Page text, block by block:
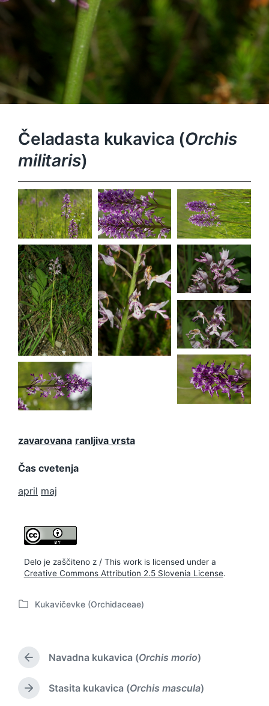
Čeladasta kukavica (Orchis
militaris)
Orchis
militaris
Orchis
militaris
Orchis
militaris
Orchis
militaris
Orchis
militaris
Orchis
militaris
Orchis
militaris
Orchis
militaris
Orchis
militaris
zavarovana ranljiva vrsta
Čas cvetenja
april maj
Delo je zaščiteno z / This work is licensed under a
Creative Commons Attribution 2.5 Slovenia License.
P
e
i
n
Kukavičevke (Orchidaceae)
P
r
e
v
Navadna kukavica (Orchis morio)
N
Stasita kukavica (Orchis mascula)